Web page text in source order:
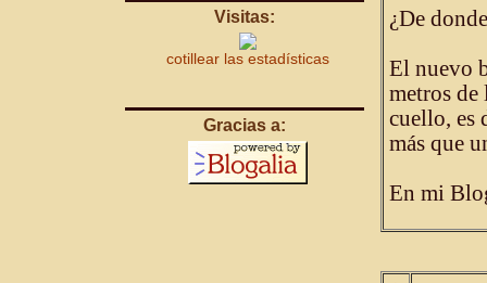
Visitas:
cotillear las estadísticas
Gracias a:
¿De
El nuevo
metros de
cuello, es
más que
En mi